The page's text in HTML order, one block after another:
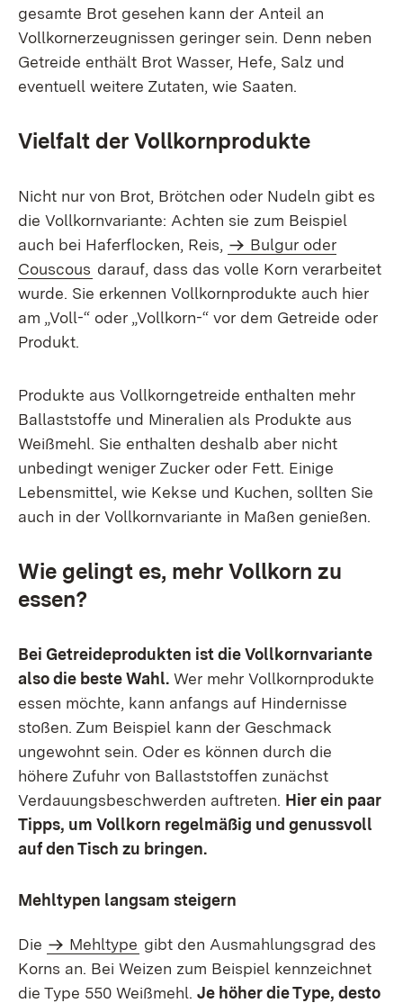
gesamte Brot gesehen kann der Anteil an
Vollkornerzeugnissen geringer sein. Denn neben
Getreide enthält Brot Wasser, Hefe, Salz und
eventuell weitere Zutaten, wie Saaten.
Vielfalt der Vollkornprodukte
Nicht nur von Brot, Brötchen oder Nudeln gibt es
die Vollkornvariante: Achten sie zum Beispiel
auch bei Haferflocken, Reis,
Bulgur oder
Couscous darauf, dass das volle Korn verarbeitet
wurde. Sie erkennen Vollkornprodukte auch hier
am „Voll-“ oder „Vollkorn-“ vor dem Getreide oder
Produkt.
Produkte aus Vollkorngetreide enthalten mehr
Ballaststoffe und Mineralien als Produkte aus
Weißmehl. Sie enthalten deshalb aber nicht
unbedingt weniger Zucker oder Fett. Einige
Lebensmittel, wie Kekse und Kuchen, sollten Sie
auch in der Vollkornvariante in Maßen genießen.
Wie gelingt es, mehr Vollkorn zu
essen?
Bei Getreideprodukten ist die Vollkornvariante
also die beste Wahl. Wer mehr Vollkornprodukte
essen möchte, kann anfangs auf Hindernisse
stoßen. Zum Beispiel kann der Geschmack
ungewohnt sein. Oder es können durch die
höhere Zufuhr von Ballaststoffen zunächst
Verdauungsbeschwerden auftreten. Hier ein paar
Tipps, um Vollkorn regelmäßig und genussvoll
auf den Tisch zu bringen.
Mehltypen langsam steigern
Die Mehltype gibt den Ausmahlungsgrad des
Korns an. Bei Weizen zum Beispiel kennzeichnet
die Type 550 Weißmehl. Je höher die Type, desto